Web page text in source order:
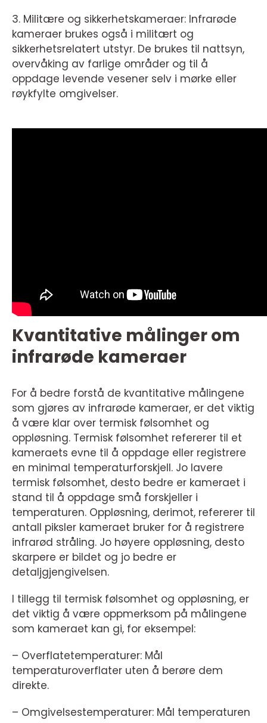
3. Militære og sikkerhetskameraer: Infrarøde
kameraer brukes også i militært og
sikkerhetsrelatert utstyr. De brukes til nattsyn,
overvåking av farlige områder og til å
oppdage levende vesener selv i mørke eller
røykfylte omgivelser.
Kvantitative målinger om
infrarøde kameraer
For å bedre forstå de kvantitative målingene
som gjøres av infrarøde kameraer, er det viktig
å være klar over termisk følsomhet og
oppløsning. Termisk følsomhet refererer til et
kameraets evne til å oppdage eller registrere
en minimal temperaturforskjell. Jo lavere
termisk følsomhet, desto bedre er kameraet i
stand til å oppdage små forskjeller i
temperaturen. Oppløsning, derimot, refererer til
antall piksler kameraet bruker for å registrere
infrarød stråling. Jo høyere oppløsning, desto
skarpere er bildet og jo bedre er
detaljgjengivelsen.
I tillegg til termisk følsomhet og oppløsning, er
det viktig å være oppmerksom på målingene
som kameraet kan gi, for eksempel:
– Overflatetemperaturer: Mål
temperaturoverflater uten å berøre dem
direkte.
– Omgivelsestemperaturer: Mål temperaturen